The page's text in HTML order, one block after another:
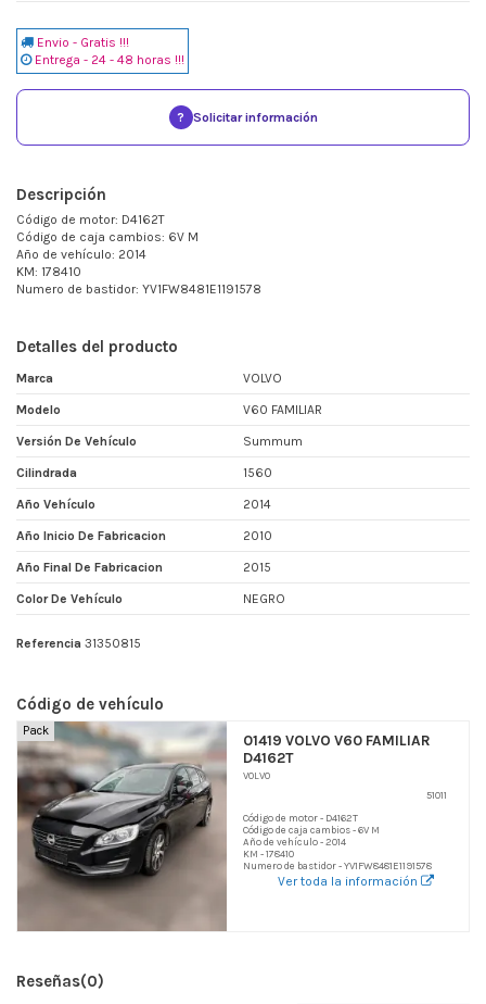
Envio - Gratis !!!
Entrega - 24 - 48 horas !!!
? Solicitar información
Descripción
Código de motor: D4162T
Código de caja cambios: 6V M
Año de vehículo: 2014
KM: 178410
Numero de bastidor: YV1FW8481E1191578
Detalles del producto
Marca VOLVO
Modelo V60 FAMILIAR
Versión De Vehículo Summum
Cilindrada 1560
Año Vehículo 2014
Año Inicio De Fabricacion 2010
Año Final De Fabricacion 2015
Color De Vehículo NEGRO
Referencia 31350815
Código de vehículo
Pack
01419 VOLVO V60 FAMILIAR
D4162T
VOLVO
51011
Código de motor - D4162T
Código de caja cambios - 6V M
Año de vehículo - 2014
KM - 178410
Numero de bastidor - YV1FW8481E1191578
Ver toda la información
Reseñas(0)